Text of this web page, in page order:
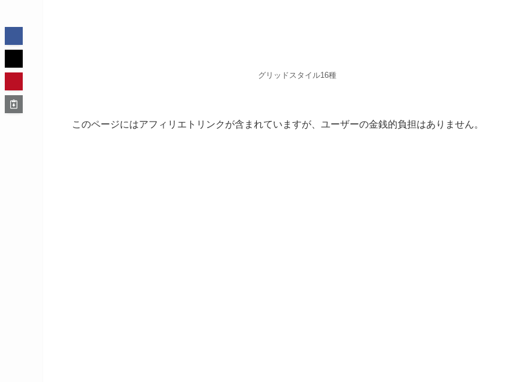
グリッドスタイル16種
このページにはアフィリエトリンクが含まれていますが、ユーザーの金銭的負担はありません。